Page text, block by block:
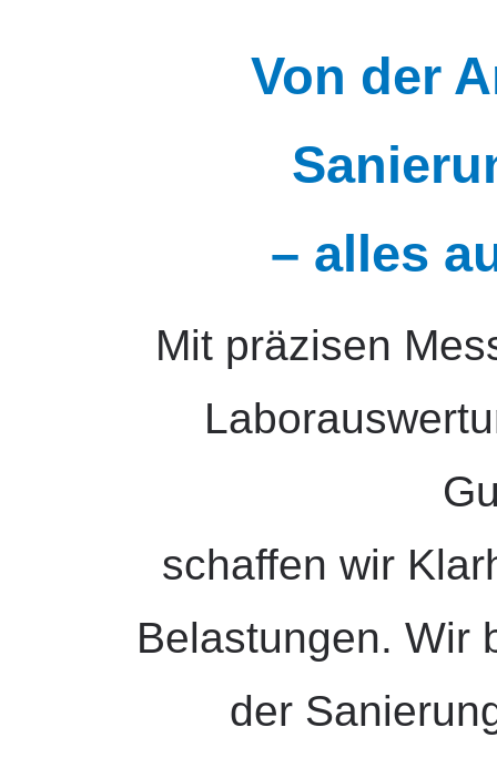
Von der
– alles
Mit präzisen
schaffen wir
Belastungen. Wir
der